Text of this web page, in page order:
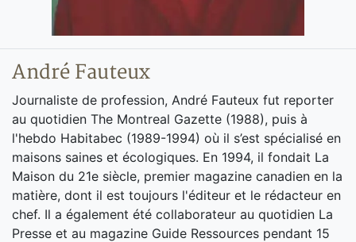
André Fauteux
Journaliste de profession, André Fauteux fut reporter
au quotidien The Montreal Gazette (1988), puis à
l'hebdo Habitabec (1989-1994) où il s’est spécialisé en
maisons saines et écologiques. En 1994, il fondait La
Maison du 21e siècle, premier magazine canadien en la
matière, dont il est toujours l'éditeur et le rédacteur en
chef. Il a également été collaborateur au quotidien La
Presse et au magazine Guide Ressources pendant 15